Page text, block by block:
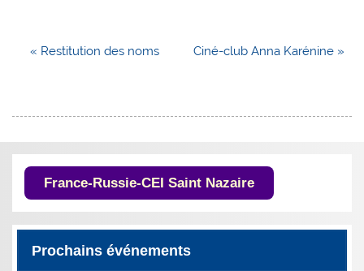
« Restitution des noms Ciné-club Anna Karénine »
France-Russie-CEI Saint Nazaire
Prochains événements